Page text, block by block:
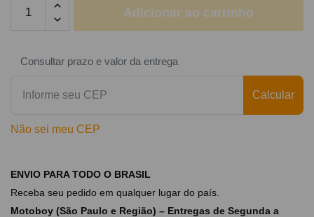
Adicionar ao carrinho
Consultar prazo e valor da entrega
Calcular
Não sei meu CEP
ENVIO PARA TODO O BRASIL
Receba seu pedido em qualquer lugar do país.
Motoboy (São Paulo e Região) – Entregas de Segunda a